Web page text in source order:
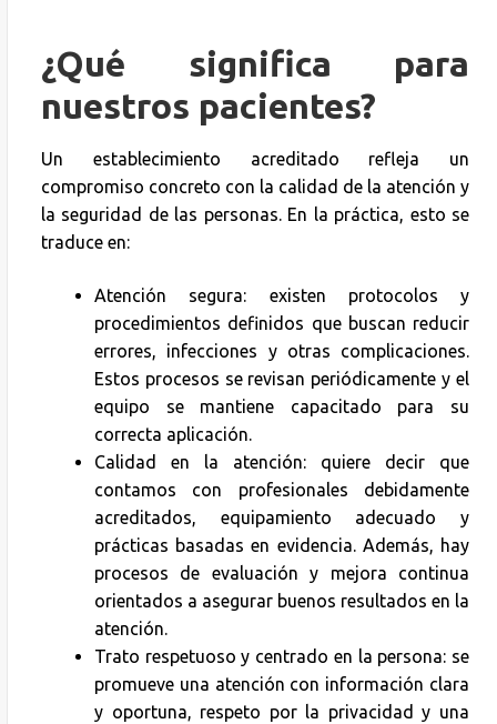
¿Qué significa para
nuestros pacientes?
Un establecimiento acreditado refleja un
compromiso concreto con la calidad de la atención y
la seguridad de las personas. En la práctica, esto se
traduce en:
Atención segura: existen protocolos y
procedimientos definidos que buscan reducir
errores, infecciones y otras complicaciones.
Estos procesos se revisan periódicamente y el
equipo se mantiene capacitado para su
correcta aplicación.
Calidad en la atención: quiere decir que
contamos con profesionales debidamente
acreditados, equipamiento adecuado y
prácticas basadas en evidencia. Además, hay
procesos de evaluación y mejora continua
orientados a asegurar buenos resultados en la
atención.
Trato respetuoso y centrado en la persona: se
promueve una atención con información clara
y oportuna, respeto por la privacidad y una